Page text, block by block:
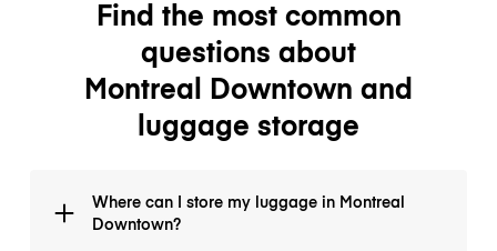
Find the most common
questions about
Montreal Downtown and
luggage storage
Where can I store my luggage in Montreal
Downtown?